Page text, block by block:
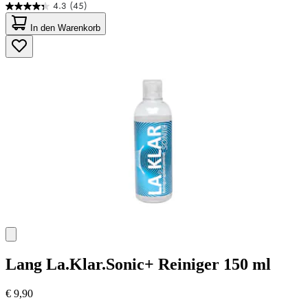
4.3 (45)
4.3
von
5
Sternen.
45
In den Warenkorb
Lang La.Klar.Sonic+ Reiniger 150 ml
€ 9,90